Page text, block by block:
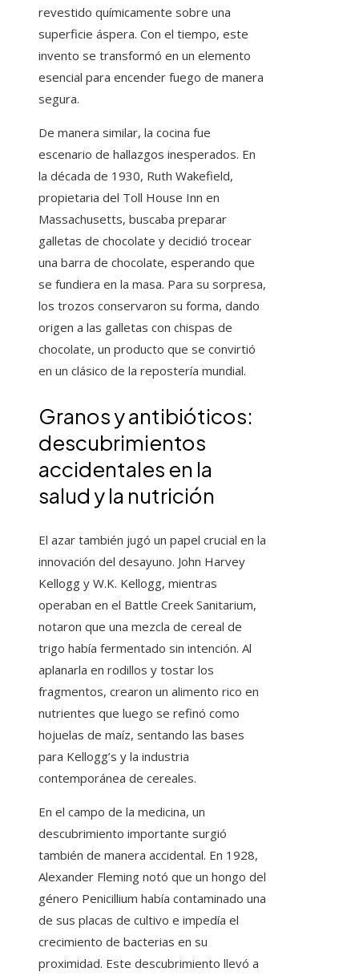
revestido químicamente sobre una
superficie áspera. Con el tiempo, este
invento se transformó en un elemento
esencial para encender fuego de manera
segura.
De manera similar, la cocina fue
escenario de hallazgos inesperados. En
la década de 1930, Ruth Wakefield,
propietaria del Toll House Inn en
Massachusetts, buscaba preparar
galletas de chocolate y decidió trocear
una barra de chocolate, esperando que
se fundiera en la masa. Para su sorpresa,
los trozos conservaron su forma, dando
origen a las galletas con chispas de
chocolate, un producto que se convirtió
en un clásico de la repostería mundial.
Granos y antibióticos:
descubrimientos
accidentales en la
salud y la nutrición
El azar también jugó un papel crucial en la
innovación del desayuno. John Harvey
Kellogg y W.K. Kellogg, mientras
operaban en el Battle Creek Sanitarium,
notaron que una mezcla de cereal de
trigo había fermentado sin intención. Al
aplanarla en rodillos y tostar los
fragmentos, crearon un alimento rico en
nutrientes que luego se refinó como
hojuelas de maíz, sentando las bases
para Kellogg’s y la industria
contemporánea de cereales.
En el campo de la medicina, un
descubrimiento importante surgió
también de manera accidental. En 1928,
Alexander Fleming notó que un hongo del
género Penicillium había contaminado una
de sus placas de cultivo e impedía el
crecimiento de bacterias en su
proximidad. Este descubrimiento llevó a